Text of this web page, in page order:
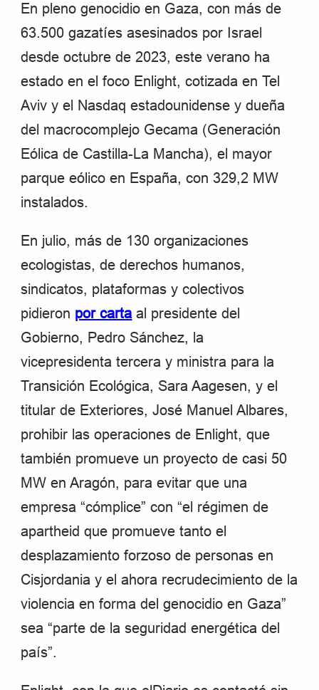
En pleno genocidio en Gaza, con más de
63.500 gazatíes asesinados por Israel
desde octubre de 2023, este verano ha
estado en el foco Enlight, cotizada en Tel
Aviv y el Nasdaq estadounidense y dueña
del macrocomplejo Gecama (Generación
Eólica de Castilla-La Mancha), el mayor
parque eólico en España, con 329,2 MW
instalados.
En julio, más de 130 organizaciones
ecologistas, de derechos humanos,
sindicatos, plataformas y colectivos
pidieron por carta al presidente del
Gobierno, Pedro Sánchez, la
vicepresidenta tercera y ministra para la
Transición Ecológica, Sara Aagesen, y el
titular de Exteriores, José Manuel Albares,
prohibir las operaciones de Enlight, que
también promueve un proyecto de casi 50
MW en Aragón, para evitar que una
empresa “cómplice” con “el régimen de
apartheid que promueve tanto el
desplazamiento forzoso de personas en
Cisjordania y el ahora recrudecimiento de la
violencia en forma del genocidio en Gaza”
sea “parte de la seguridad energética del
país”.